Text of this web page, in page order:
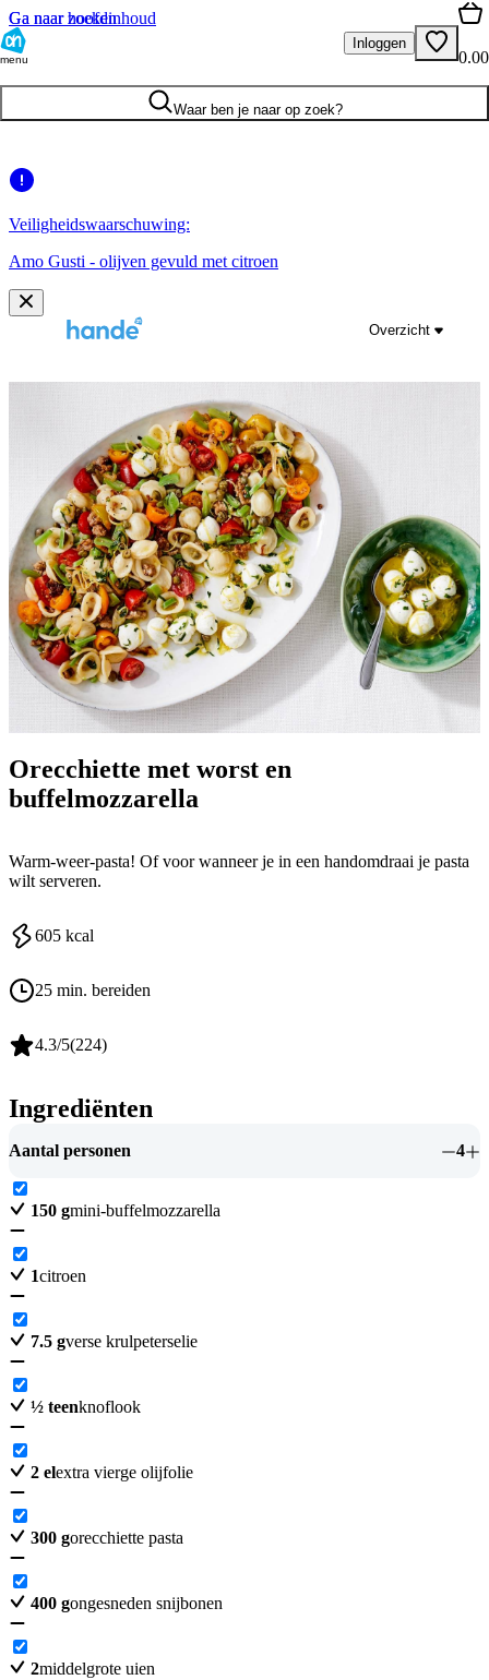
Ga naar hoofdinhoud
Ga naar zoeken
menu
Inloggen
0.00
Waar ben je naar op zoek?
Veiligheidswaarschuwing:
Amo Gusti - olijven gevuld met citroen
Overzicht
Orecchiette met worst en
buffelmozzarella
Warm-weer-pasta! Of voor wanneer je in een handomdraai je pasta
wilt serveren.
605 kcal
25 min. bereiden
4.3/5(224)
Ingrediënten
Aantal personen 4
150 gmini-buffelmozzarella
1citroen
7.5 gverse krulpeterselie
½ teenknoflook
2 elextra vierge olijfolie
300 gorecchiette pasta
400 gongesneden snijbonen
2middelgrote uien